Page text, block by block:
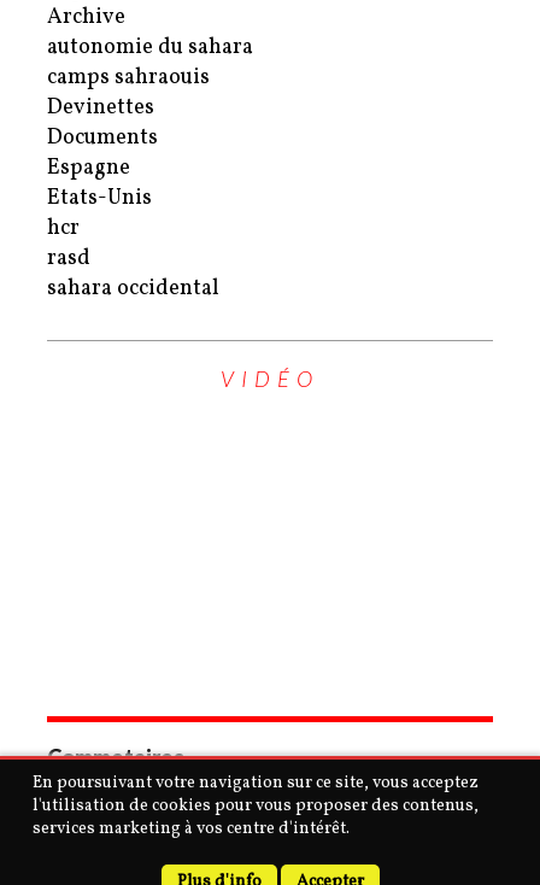
Archive
autonomie du sahara
camps sahraouis
Devinettes
Documents
Espagne
Etats-Unis
hcr
rasd
sahara occidental
VIDÉO
Commetaires
Copyright © 2026 | MH Purity
En poursuivant votre navigation sur ce site, vous acceptez
l'utilisation de cookies pour vous proposer des contenus,
services marketing à vos centre d'intérêt.